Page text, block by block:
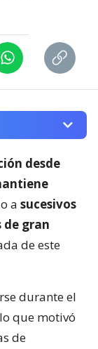
desde
a sucesivos
de gran
de este
durante el
que motivó
de